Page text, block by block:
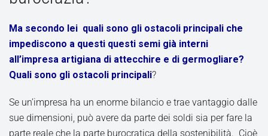
Ma secondo lei quali sono gli ostacoli principali che
impediscono a questi questi semi già interni
all’impresa artigiana di attecchire e di germogliare?
Quali sono gli ostacoli principali?
Se un’impresa ha un enorme bilancio e trae vantaggio dalle
sue dimensioni, può avere da parte dei soldi sia per fare la
parte reale che la parte burocratica della sostenibilità. Cioè